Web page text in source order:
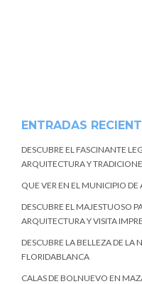
ENTRADAS
DESCUBRE EL FASCINANTE
ARQUITECTURA Y
QUE VER EN EL MUNICIPIO
DESCUBRE EL MAJESTUOSO
ARQUITECTURA Y VISITA
DESCUBRE LA BELLEZA DE LA
FLORIDABLANCA
CALAS DE BOLNUEVO EN